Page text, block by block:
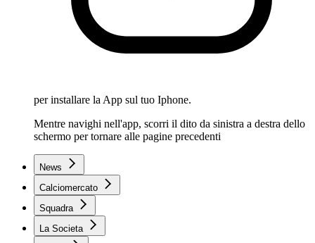
per installare la App sul tuo Iphone.
Mentre navighi nell'app, scorri il dito da sinistra a destra dello
schermo per tornare alle pagine precedenti
News
Calciomercato
Squadra
La Societa